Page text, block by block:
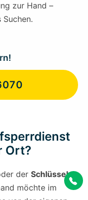
zur Hand –
Ort?
der Schlüssel
möchte im